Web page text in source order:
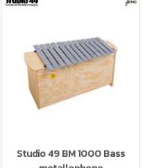
Studio 49 BM 1000 Bass